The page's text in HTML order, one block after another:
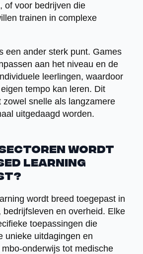
of voor bedrijven die
trainen in complexe
een ander sterk punt. Games
aan het niveau en de
leerlingen, waardoor
tempo kan leren. Dit
zowel snelle als langzamere
uitgedaagd worden.
sectoren wordt
learning
wordt breed toegepast in
bedrijfsleven en overheid. Elke
toepassingen die
unieke uitdagingen en
onderwijs tot medische